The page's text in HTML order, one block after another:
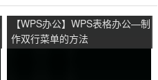
【WPS办公】WPS表格办公—制
作双行菜单的方法